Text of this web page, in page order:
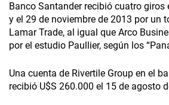
Banco Santander recibió cuatro giros
y el 29 de noviembre de 2013 por un
Lamar Trade, al igual que Arco
por el estudio Paullier, según los
Una cuenta de Rivertile Group en el
recibió U$S 260.000 el 15 de agosto